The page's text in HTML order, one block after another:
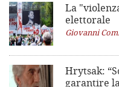
La
elettorale
Giovanni
Hrytsak:
garantire